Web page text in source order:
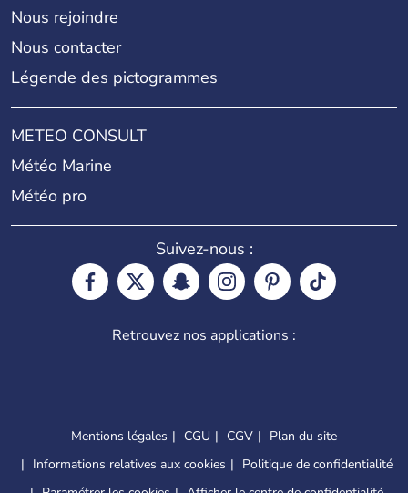
Nous rejoindre
Nous contacter
Légende des pictogrammes
METEO CONSULT
Météo Marine
Météo pro
Suivez-nous :
Retrouvez nos applications :
Mentions légales CGU CGV
Plan du site
Informations relatives aux cookies
Politique de confidentialité